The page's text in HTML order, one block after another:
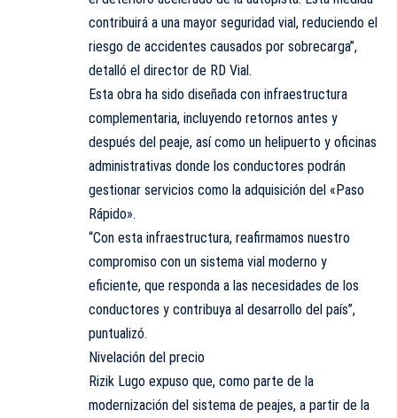
contribuirá a una mayor seguridad vial, reduciendo el
riesgo de accidentes causados por sobrecarga”,
detalló el director de RD Vial.
Esta obra ha sido diseñada con infraestructura
complementaria, incluyendo retornos antes y
después del peaje, así como un helipuerto y oficinas
administrativas donde los conductores podrán
gestionar servicios como la adquisición del «Paso
Rápido».
“Con esta infraestructura, reafirmamos nuestro
compromiso con un sistema vial moderno y
eficiente, que responda a las necesidades de los
conductores y contribuya al desarrollo del país”,
puntualizó.
Nivelación del precio
Rizik Lugo expuso que, como parte de la
modernización del sistema de peajes, a partir de la